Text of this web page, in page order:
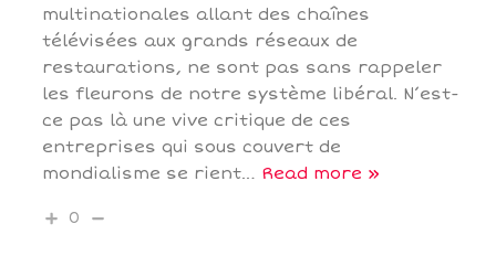
multinationales allant des chaînes
télévisées aux grands réseaux de
restaurations, ne sont pas sans rappeler
les fleurons de notre système libéral. N’est-
ce pas là une vive critique de ces
entreprises qui sous couvert de
mondialisme se rient… Read more »
0